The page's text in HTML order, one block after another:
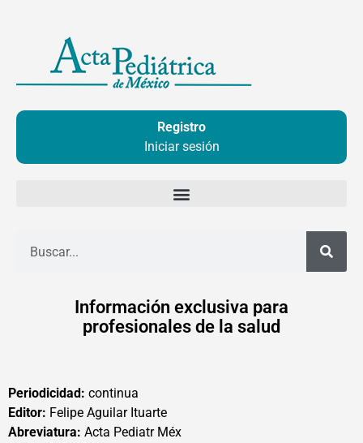
contenido
Registro
Iniciar sesión
Información exclusiva para
profesionales de la salud
Periodicidad: continua
Editor: Felipe Aguilar Ituarte
Abreviatura: Acta Pediatr Méx